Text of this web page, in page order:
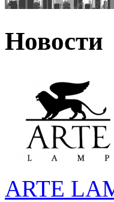
Новости
ARTE